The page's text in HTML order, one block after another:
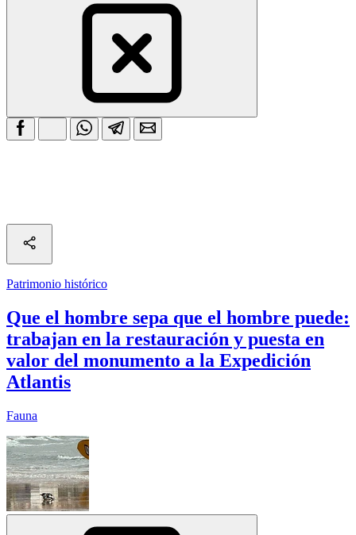
Patrimonio histórico
Que el hombre sepa que el hombre puede:
trabajan en la restauración y puesta en
valor del monumento a la Expedición
Atlantis
Fauna